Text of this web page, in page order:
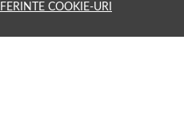
COOKIE-URI